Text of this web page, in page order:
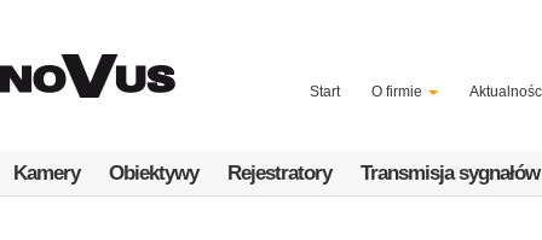
Start
O firmie
Kamery Obiektywy Rejestratory Transmisja sygnałów